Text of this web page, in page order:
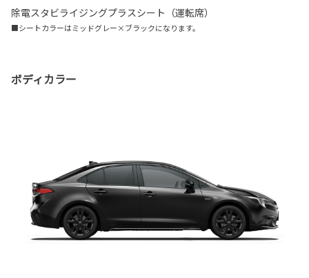
除電スタビライジングプラスシート（運転席）
■シートカラーはミッドグレー×ブラックになります。
ボディカラー